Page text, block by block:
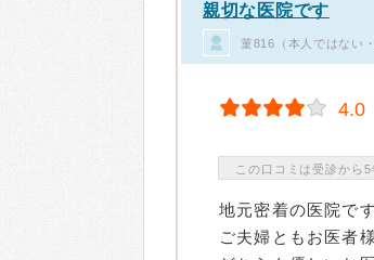
親切な医院です
菫816（本人ではない
4.0
この口コミは受診から
地元密着の医院です
ご夫婦ともお医者